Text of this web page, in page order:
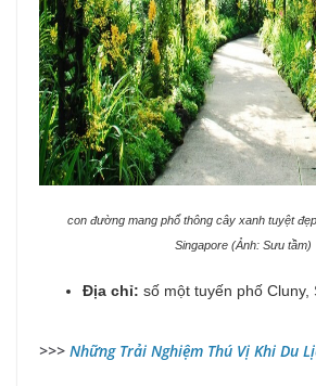
con đường mang phổ thông cây xanh tuyệt
Singapore (Ảnh: Sưu tầm)
Địa chỉ: số một tuyến phố Cluny,
>>> Những Trải Nghiệm Thú Vị Khi Du